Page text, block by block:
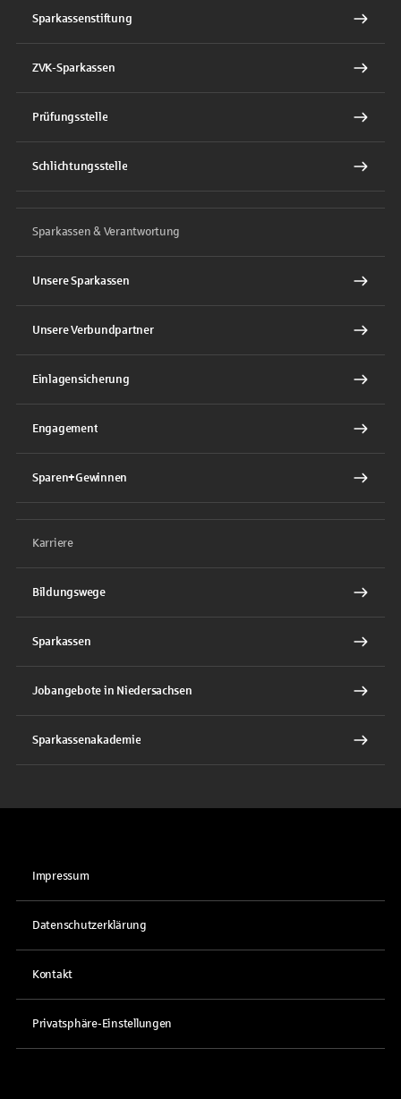
Sparkassenstiftung
ZVK-Sparkassen
Prüfungsstelle
Schlichtungsstelle
Sparkassen & Verantwortung
Unsere Sparkassen
Unsere Verbundpartner
Einlagensicherung
Engagement
Sparen+Gewinnen
Karriere
Bildungswege
Sparkassen
Jobangebote in Niedersachsen
Sparkassenakademie
Impressum
Datenschutzerklärung
Kontakt
Privatsphäre-Einstellungen